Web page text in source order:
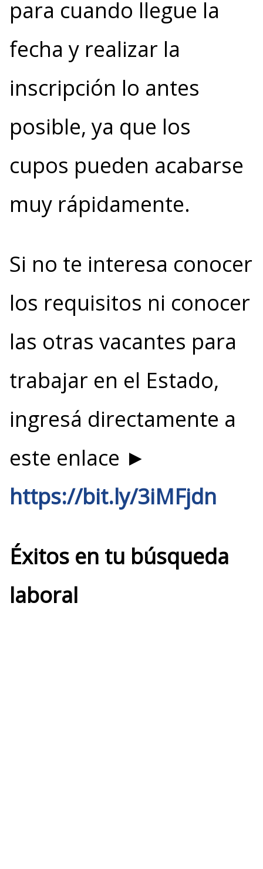
para cuando llegue la
fecha y realizar la
inscripción lo antes
posible, ya que los
cupos pueden acabarse
muy rápidamente.
Si no te interesa conocer
los requisitos ni conocer
las otras vacantes para
trabajar en el Estado,
ingresá directamente a
este enlace ►
https://bit.ly/3iMFjdn
Éxitos en tu búsqueda
laboral